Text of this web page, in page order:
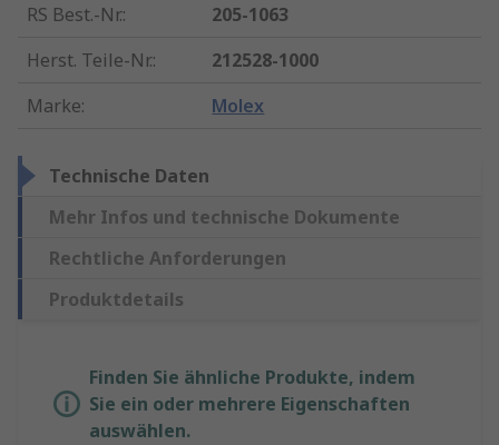
RS Best.-Nr.:
205-1063
Herst. Teile-Nr.:
212528-1000
Marke: Molex
Technische Daten
Mehr Infos und technische Dokumente
Rechtliche Anforderungen
Produktdetails
Finden Sie ähnliche Produkte, indem
Sie ein oder mehrere Eigenschaften
auswählen.